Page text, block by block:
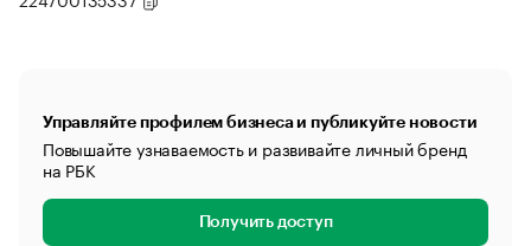
Управляйте профилем бизнеса и публикуйте новости
Повышайте узнаваемость и развивайте личный бренд
на РБК
Получить доступ